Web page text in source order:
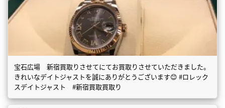
宝石広場 新宿買取りさせてにてお買取りさせていただきました。
きれいなデイトジャストを誠にありがとうございます😊 #ロレック
スデイトジャスト #新宿買取買取り